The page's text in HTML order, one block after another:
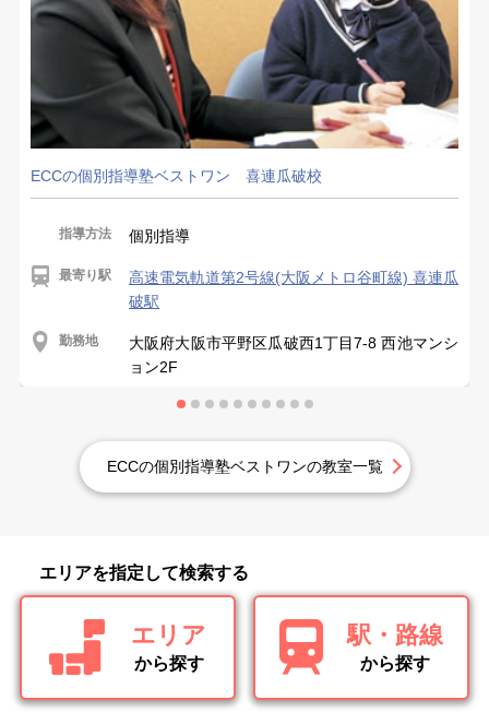
ECCの個別指導塾ベストワン 喜連瓜破校
指導方法 個別指導
最寄り駅
高速電気軌道第2号線(大阪メトロ谷町線) 喜連瓜
破駅
勤務地
大阪府大阪市平野区瓜破西1丁目7-8 西池マンシ
ョン2F
ECCの個別指導塾ベストワンの教室一覧
エリアを指定して検索する
エリア
から探す
駅・路線
から探す